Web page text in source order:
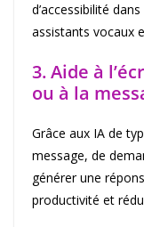
d’accessibilité
assistants vocaux
3. Aide à
ou à la
Grâce aux IA de
message, de
générer une
productivité et